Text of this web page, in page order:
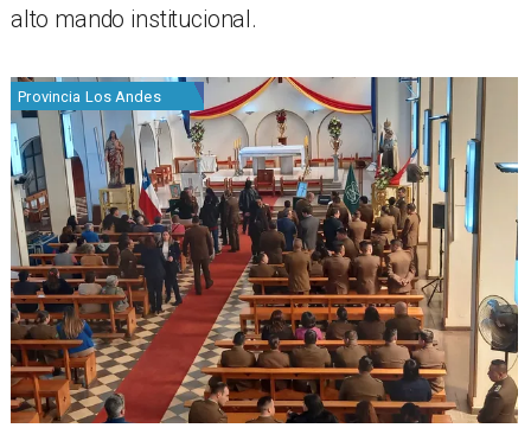
alto mando institucional.
Provincia Los Andes